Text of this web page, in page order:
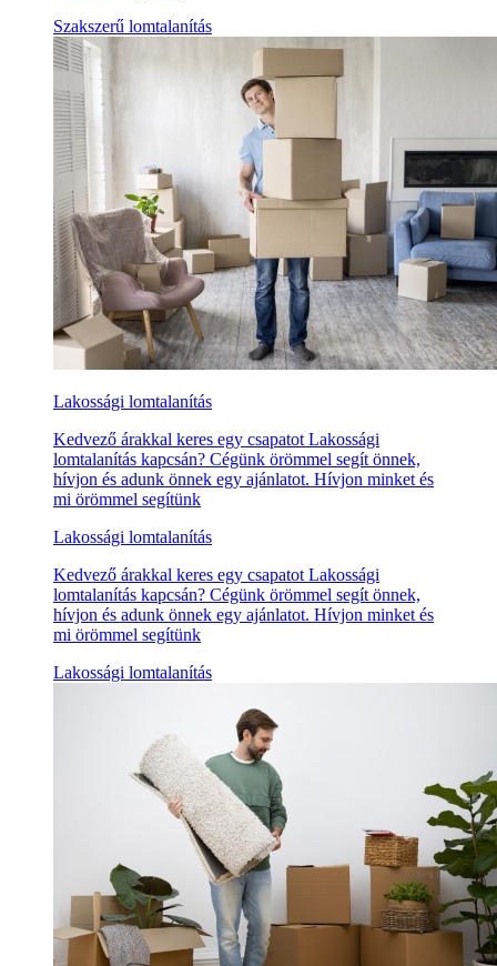
Szakszerű lomtalanítás
Lakossági lomtalanítás
Kedvező árakkal keres egy csapatot Lakossági
lomtalanítás kapcsán? Cégünk örömmel segít önnek,
hívjon és adunk önnek egy ajánlatot. Hívjon minket és
mi örömmel segítünk
Lakossági lomtalanítás
Kedvező árakkal keres egy csapatot Lakossági
lomtalanítás kapcsán? Cégünk örömmel segít önnek,
hívjon és adunk önnek egy ajánlatot. Hívjon minket és
mi örömmel segítünk
Lakossági lomtalanítás